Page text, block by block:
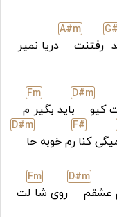
G#
رفتنت
A#m
دریا نمیر
کیو
D#m
باید بگیر
Fm
م
کنا
F#
رم خوبه حا
D#m
عشقم
D#m
روی شا
Fm
لت